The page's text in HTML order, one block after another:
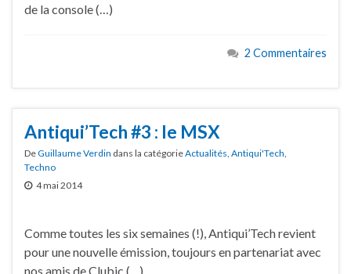
de la console (…)
2 Commentaires
Antiqui’Tech #3 : le MSX
DeGuillaume Verdin dans la catégorieActualités, Antiqui'Tech,
Techno
4 mai 2014
Comme toutes les six semaines (!), Antiqui’Tech revient
pour une nouvelle émission, toujours en partenariat avec
nos amis de Clubic (…)